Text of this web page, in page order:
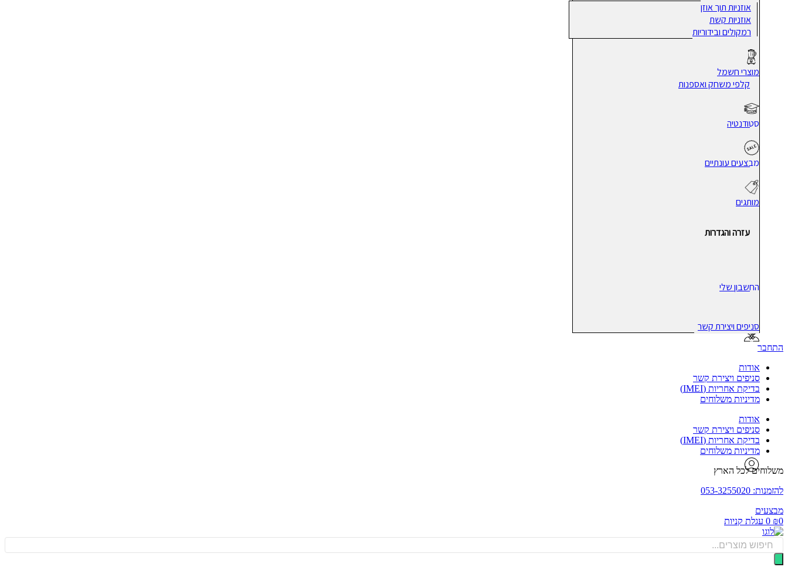
אוזניות תוך אוזן
אוזניות קשת
רמקולים ובידוריות
מוצרי חשמל
קלפי משחק ואספנות
סטודנטיה
מבצעים עונתיים
מותגים
עזרה והגדרות
החשבון שלי
סניפים ויצירת קשר
התחבר
אודות
סניפים ויצירת קשר
בדיקת אחריות (IMEI)
מדיניות משלוחים
אודות
סניפים ויצירת קשר
בדיקת אחריות (IMEI)
מדיניות משלוחים
משלוחים לכל הארץ
להזמנות: 053-3255020
מבצעים
₪0
0 עגלת קניות
Products
search